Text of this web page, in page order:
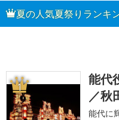
夏の人気夏祭りランキ
1
能代
／秋
能代に